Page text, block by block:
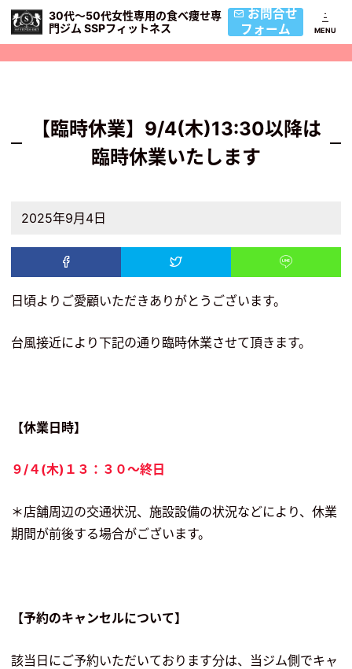
30代〜50代女性専用の食べ痩せ専
門ジム SSPフィットネス
お問合せ
フォーム
【臨時休業】9/4(木)13:30以降は
臨時休業いたします
2025年9月4日
日頃よりご愛顧いただきありがとうございます。
台風接近により下記の通り臨時休業させて頂きます。
【休業日時】
９/４(木)１３：３０〜終日
＊店舗周辺の交通状況、施設設備の状況などにより、休業
期間が前後する場合がございます。
【予約のキャンセルについて】
該当日にご予約いただいております分は、当ジム側でキャ